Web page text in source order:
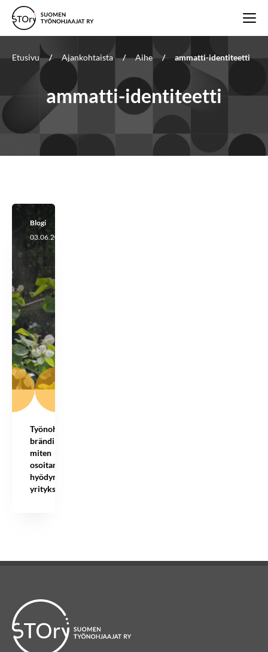
Etusivu / Ajankohtaista / Aihe / ammatti-identiteetti
ammatti-identiteetti
Blogi
03.06.2026
Työnohjauksen
brändipäivitystä:
miten
osoitamme
hyödyn
yrityksille?